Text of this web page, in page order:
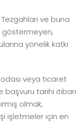
ve buna
göstermeyen,
yönelik katkı
veya ticaret
başvuru tarihi itibarı
olmak,
işletmeler için en